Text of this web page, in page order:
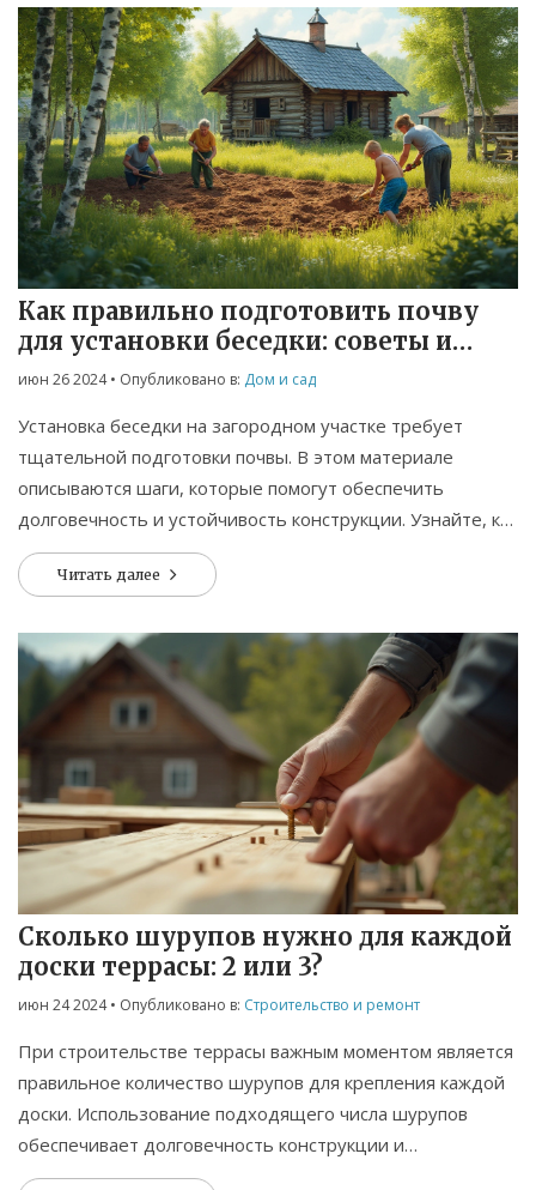
Как правильно подготовить почву
для установки беседки: советы и
рекомендации
июн 26 2024• Опубликовано в: Дом и сад
Установка беседки на загородном участке требует
тщательной подготовки почвы. В этом материале
описываются шаги, которые помогут обеспечить
долговечность и устойчивость конструкции. Узнайте, как
правильно выбрать место, подготовить грунт, провести
дренаж и другие важные аспекты.
Читать далее
Сколько шурупов нужно для каждой
доски террасы: 2 или 3?
июн 24 2024• Опубликовано в: Строительство и ремонт
При строительстве террасы важным моментом является
правильное количество шурупов для крепления каждой
доски. Использование подходящего числа шурупов
обеспечивает долговечность конструкции и
безопасность во время эксплуатации. В этой статье